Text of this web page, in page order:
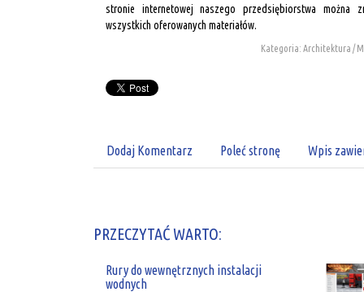
stronie internetowej naszego przedsiębiorstwa można
wszystkich oferowanych materiałów.
Kategoria: Architektura /
Dodaj Komentarz Poleć stronę Wpis
PRZECZYTAĆ WARTO:
Rury do wewnętrznych instalacji
wodnych